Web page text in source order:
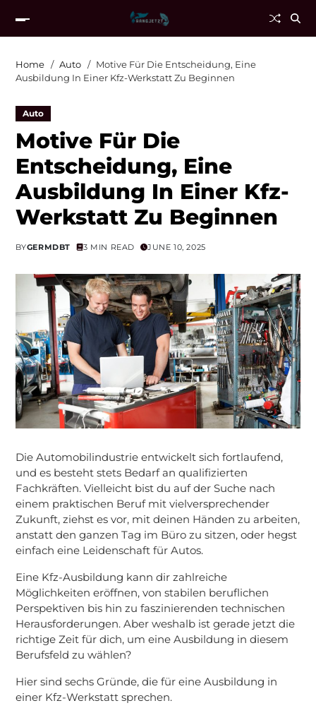
Home Auto
Motive Für Die Entscheidung, Eine
Ausbildung In Einer Kfz-Werkstatt Zu Beginnen
Auto
Motive Für Die
Entscheidung, Eine
Ausbildung In Einer Kfz-
Werkstatt Zu Beginnen
BYGERMDBT 3 MIN READ JUNE 10, 2025
Die Automobilindustrie entwickelt sich fortlaufend,
und es besteht stets Bedarf an qualifizierten
Fachkräften. Vielleicht bist du auf der Suche nach
einem praktischen Beruf mit vielversprechender
Zukunft, ziehst es vor, mit deinen Händen zu arbeiten,
anstatt den ganzen Tag im Büro zu sitzen, oder hegst
einfach eine Leidenschaft für Autos.
Eine Kfz-Ausbildung kann dir zahlreiche
Möglichkeiten eröffnen, von stabilen beruflichen
Perspektiven bis hin zu faszinierenden technischen
Herausforderungen. Aber weshalb ist gerade jetzt die
richtige Zeit für dich, um eine Ausbildung in diesem
Berufsfeld zu wählen?
Hier sind sechs Gründe, die für eine Ausbildung in
einer Kfz-Werkstatt sprechen.